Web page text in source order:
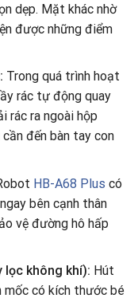
dẹp. Mặt khác nhờ
được những điểm
Trong quá trình hoạt
rác tự động quay
rác ra ngoài hộp
đến bàn tay con
HB-A68 Plus có
bên cạnh thân
vệ đường hô hấp
lọc không khí): Hút
mốc có kích thước bé